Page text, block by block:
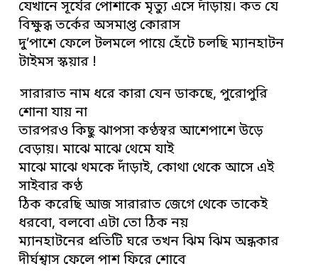
যেখানে সূর্যের পোশাকে মৃত্যু এসে দাঁড়ায়। কত যে
বিক্ষুব্ধ তর্কের অসমাপ্ত কোরাস
দু’পাশে ফেলে টলমলে পায়ে হেঁটে চলছি ম্যানহাটন
টাইমস স্কয়ার !
সারারাত নাম ধরে কারা যেন ডাকছে, পুরোপুরি
শোনা যায় না
তারপরও কিছু ঝাপসা কণ্ঠস্বর আশেপাশে উড়ে
বেড়ায়। মাঝে মাঝে থেমে যাই
মাঝে মাঝে থমকে দাঁড়াই, কোথা থেকে আসে এই
সাইবার কণ্ঠ
ঠিক করেছি আজ সারারাত জেগে থেকে তাকেই
ধরবো, বলবো এটা তো ঠিক নয়
ম্যানহাটনের প্রতিটি ঘরে তখন ঝিম ঝিম অন্ধকার
দীর্ঘশ্বাস ফেলে পাশ ফিরে শোবে